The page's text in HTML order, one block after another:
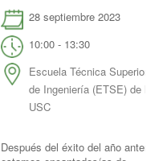
28 septiembre 2023
10:00 - 13:30
Escuela Técnica Superior
de Ingeniería (ETSE) de la
USC
Después del éxito del año anterior,